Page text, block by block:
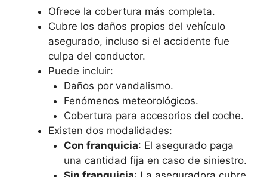
Ofrece la cobertura más completa.
Cubre los daños propios del vehículo
asegurado, incluso si el accidente fue
culpa del conductor.
Puede incluir:
Daños por vandalismo.
Fenómenos meteorológicos.
Cobertura para accesorios del coche.
Existen dos modalidades:
Con franquicia: El asegurado paga
una cantidad fija en caso de siniestro.